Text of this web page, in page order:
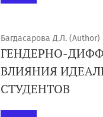
Багдасарова Д.Л. (Author)
ГЕНДЕРНО-
ВЛИЯНИЯ
СТУДЕНТОВ